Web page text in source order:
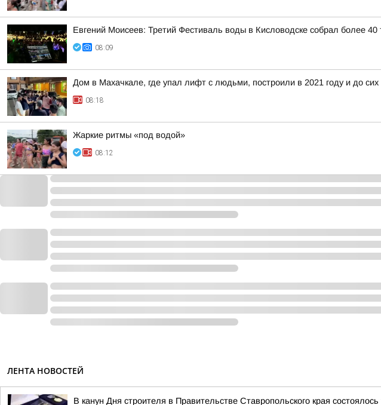
Евгений Моисеев: Третий Фестиваль воды в Кисловодске собрал более 40
08:09
Дом в Махачкале, где упал лифт с людьми, построили в 2021 году и до
08:18
Жаркие ритмы «под водой»
08:12
ЛЕНТА НОВОСТЕЙ
В канун Дня строителя в Правительстве Ставропольского края